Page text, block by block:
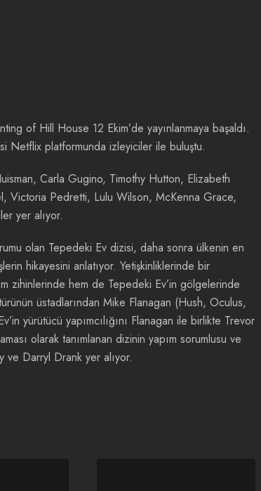
of Hill House 12 Ekim’de yayınlanmaya başaldı.
Netflix platformunda izleyiciler ile buluştu.
Carla Gugino, Timothy Hutton, Elizabeth
Victoria Pedretti, Lulu Wilson, McKenna Grace,
yer alıyor.
olan Tepedeki Ev dizisi, daha sonra ülkenin en
hikayesini anlatıyor. Yetişkinliklerinde bir
zihinlerinde hem de Tepedeki Ev’in gölgelerinde
üstadlarından Mike Flanagan (Hush, Oculus,
yürütücü yapımcılığını Flanagan ile birlikte Trevor
olarak tanımlanan dizinin yapım sorumlusu ve
ve Darryl Drank yer alıyor.